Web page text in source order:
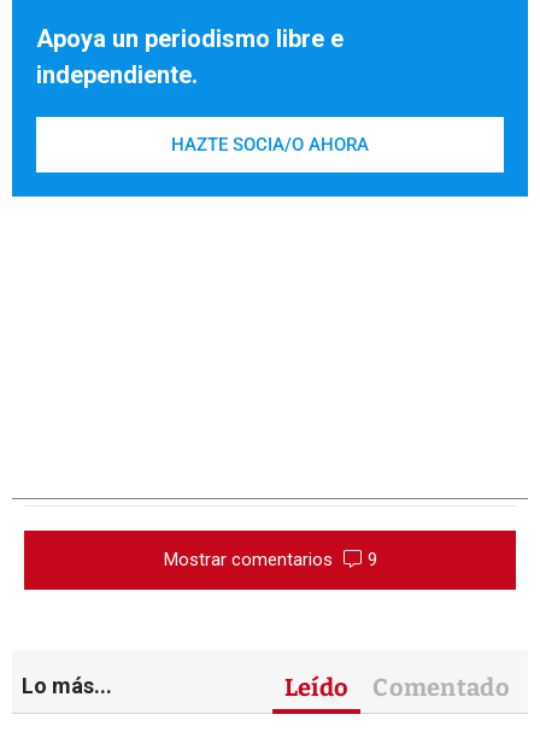
Apoya un periodismo libre e
independiente.
HAZTE SOCIA/O AHORA
Mostrar comentarios 9
Lo más... Leído Comentado